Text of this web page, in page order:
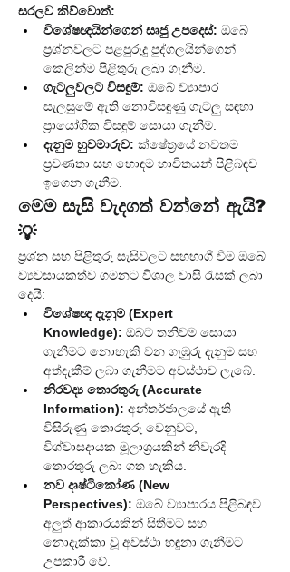
සරලව කිව්වොත්:
විශේෂඥයින්ගෙන් සෘජු උපදෙස්: ඔබේ
ප්‍රශ්නවලට පළපුරුදු පුද්ගලයින්ගෙන්
කෙලින්ම පිළිතුරු ලබා ගැනීම.
ගැටලුවලට විසඳුම්: ඔබේ ව්‍යාපාර
සැලසුමේ ඇති නොවිසඳුණු ගැටලු සඳහා
ප්‍රායෝගික විසඳුම් සොයා ගැනීම.
දැනුම හුවමාරුව: ක්ෂේත්‍රයේ නවතම
ප්‍රවණතා සහ හොඳම භාවිතයන් පිළිබඳව
ඉගෙන ගැනීම.
මෙම සැසි වැදගත් වන්නේ ඇයි?
💡
ප්‍රශ්න සහ පිළිතුරු සැසිවලට සහභාගී වීම ඔබේ
ව්‍යවසායකත්ව ගමනට විශාල වාසි රැසක් ලබා
දෙයි:
විශේෂඥ දැනුම (Expert
Knowledge): ඔබට තනිවම සොයා
ගැනීමට නොහැකි වන ගැඹුරු දැනුම සහ
අත්දැකීම් ලබා ගැනීමට අවස්ථාව ලැබේ.
නිරවද්‍ය තොරතුරු (Accurate
Information): අන්තර්ජාලයේ ඇති
විසිරුණු තොරතුරු වෙනුවට,
විශ්වාසදායක මූලාශ්‍රයකින් නිවැරදි
තොරතුරු ලබා ගත හැකිය.
නව දෘෂ්ටිකෝණ (New
Perspectives): ඔබේ ව්‍යාපාරය පිළිබඳව
අලුත් ආකාරයකින් සිතීමට සහ
නොදැක්කා වූ අවස්ථා හඳුනා ගැනීමට
උපකාරී වේ.